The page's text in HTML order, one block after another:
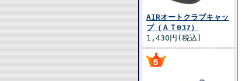
AIRオートクラブキャッ
プ（ＡＴ037）
1,430円(税込)